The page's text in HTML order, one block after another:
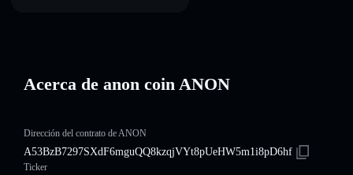
Acerca de anon coin ANON
Dirección del contrato de ANON
A53BzB7297SXdF6mguQQ8kzqjVYt8pUeHW5m1i8pD6hf
Ticker